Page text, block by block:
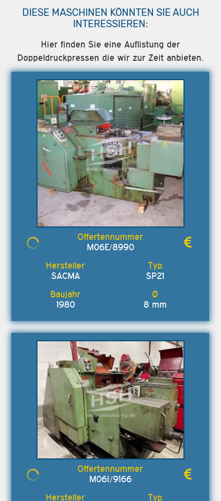
DIESE MASCHINEN KÖNNTEN SIE AUCH
INTERESSIEREN:
Hier finden Sie eine Auflistung der
Doppeldruckpressen die wir zur Zeit anbieten.
M06E/8990
SACMA SP21
1980 8 mm
M06I/9166